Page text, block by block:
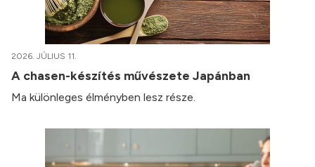
2026. JÚLIUS 11.
A chasen-készítés művészete Japánban
Ma különleges élményben lesz része.